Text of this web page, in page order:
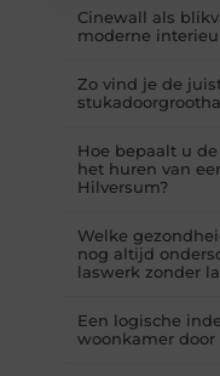
Cinewall als
moderne
Zo vind je de
Hoe bepaalt u
het huren van
Hilversum?
Welke
nog altijd
laswerk zonder
Een logische
woonkamer